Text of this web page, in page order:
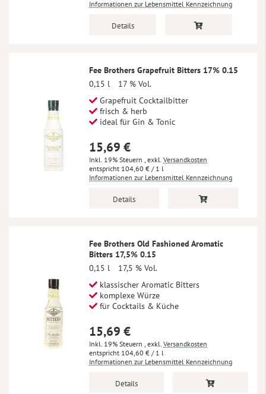
Informationen zur Lebensmittel Kennzeichnung
Details
Fee Brothers Grapefruit Bitters 17% 0.15
0,15 l
17 % Vol.
Grapefruit Cocktailbitter
frisch & herb
ideal für Gin & Tonic
15,69 €
Inkl. 19% Steuern , exkl. Versandkosten
104,60 € / 1 l
Informationen zur Lebensmittel Kennzeichnung
Details
Fee Brothers Old Fashioned Aromatic
Bitters 17,5% 0.15
0,15 l
17,5 % Vol.
klassischer Aromatic Bitters
komplexe Würze
für Cocktails & Küche
15,69 €
Inkl. 19% Steuern , exkl. Versandkosten
104,60 € / 1 l
Informationen zur Lebensmittel Kennzeichnung
Details